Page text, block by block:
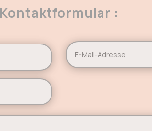
Kontaktformular :